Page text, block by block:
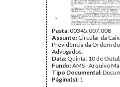
Pasta:00345.007.008
Assunto: Circular da
Previdência da Ordem
Advogados.
Data: Quinta, 10 de
Fundo:AMS - Arquivo
Tipo Documental:
Página(s): 1